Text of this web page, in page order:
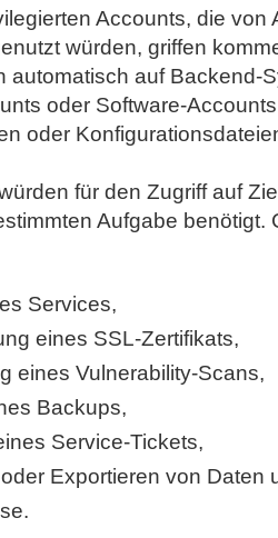
Accounts, die von
würden, griffen
automatisch auf Backend-
oder Software-
oder
für den Zugriff auf
Aufgabe benötigt.
Services,
eines SSL-Zertifikats,
eines Vulnerability-Scans,
Backups,
Service-Tickets,
Exportieren von Daten